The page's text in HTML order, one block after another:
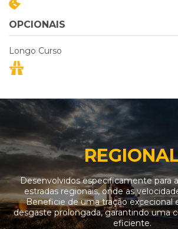
OPCIONAIS
Longo Curso
Desenvolvidos especificamente para
estradas regionais, onde as
Beneficie de uma tração excecional
desgaste prolongada, garantindo uma
eficiente.